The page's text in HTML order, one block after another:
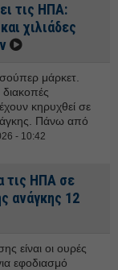
τις ΗΠΑ:
χιλιάδες
μάρκετ.
κηρυχθεί σε
Πάνω από
- 10:42
τις ΗΠΑ σε
ανάγκης 12
είναι οι ουρές
εφοδιασμό